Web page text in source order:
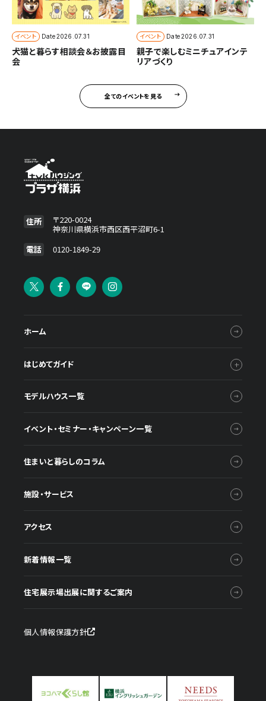
イベント Date2026.07.31
犬猫と暮らす相談会＆お披露目
会
イベント Date2026.07.31
親子で楽しむミニチュアインテ
リアづくり
全てのイベントを見る
住所
〒220-0024
神奈川県横浜市西区西平沼町6-1
電話
0120-1849-29
ホーム
はじめてガイド
モデルハウス一覧
イベント・セミナー・キャンペーン一覧
住まいと暮らしのコラム
施設・サービス
アクセス
新着情報一覧
住宅展示場出展に関するご案内
個人情報保護方針